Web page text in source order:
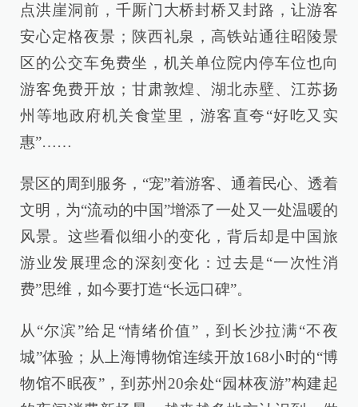
点洪崖洞前，千厮门大桥封桥又封路，让游客
安心定格夜景；陕西礼泉，高铁站通往昭陵景
区的公交车免费坐，机关单位院内停车位也向
游客免费开放；甘肃敦煌、湖北赤壁、江苏扬
州等地政府机关食堂里，游客直夸“好吃又实
惠”……
景区的周到服务，“宠”着游客、通着民心、透着
文明，为“流动的中国”增添了一处又一处温暖的
风景。这些看似细小的变化，背后却是中国旅
游业发展理念的深刻变化：过去是“一次性消
费”思维，如今要打造“长远口碑”。
从“尔滨”给足“情绪价值”，到长沙拉满“不夜
城”体验；从上海博物馆连续开放168小时的“博
物馆不眠夜”，到苏州20余处“园林夜游”构建起